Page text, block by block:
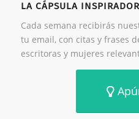
LA CÁPSULA
Cada semana recibirás
tu email, con citas y frases
escritoras y mujeres